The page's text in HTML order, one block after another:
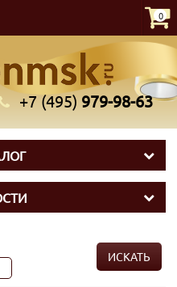
0
+7 (495) 979-98-63
ИСКАТЬ